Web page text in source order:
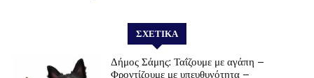
ΣΧΕΤΙΚΆ
Δήμος Σάμης: Ταΐζουμε με αγάπη –
Φροντίζουμε με υπευθυνότητα –